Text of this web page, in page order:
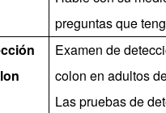
preguntas que
Examen de
colon en adultos
Las pruebas de